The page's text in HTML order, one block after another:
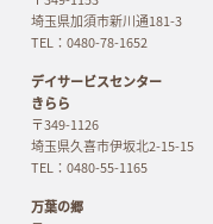
埼玉県加須市新川通181-3
TEL：0480-78-1652
デイサービスセンター
きらら
〒349-1126
埼玉県久喜市伊坂北2-15-15
TEL：0480-55-1165
万葉の郷